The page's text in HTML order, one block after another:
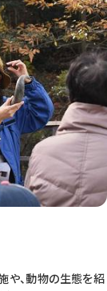
や、動物の生態を紹